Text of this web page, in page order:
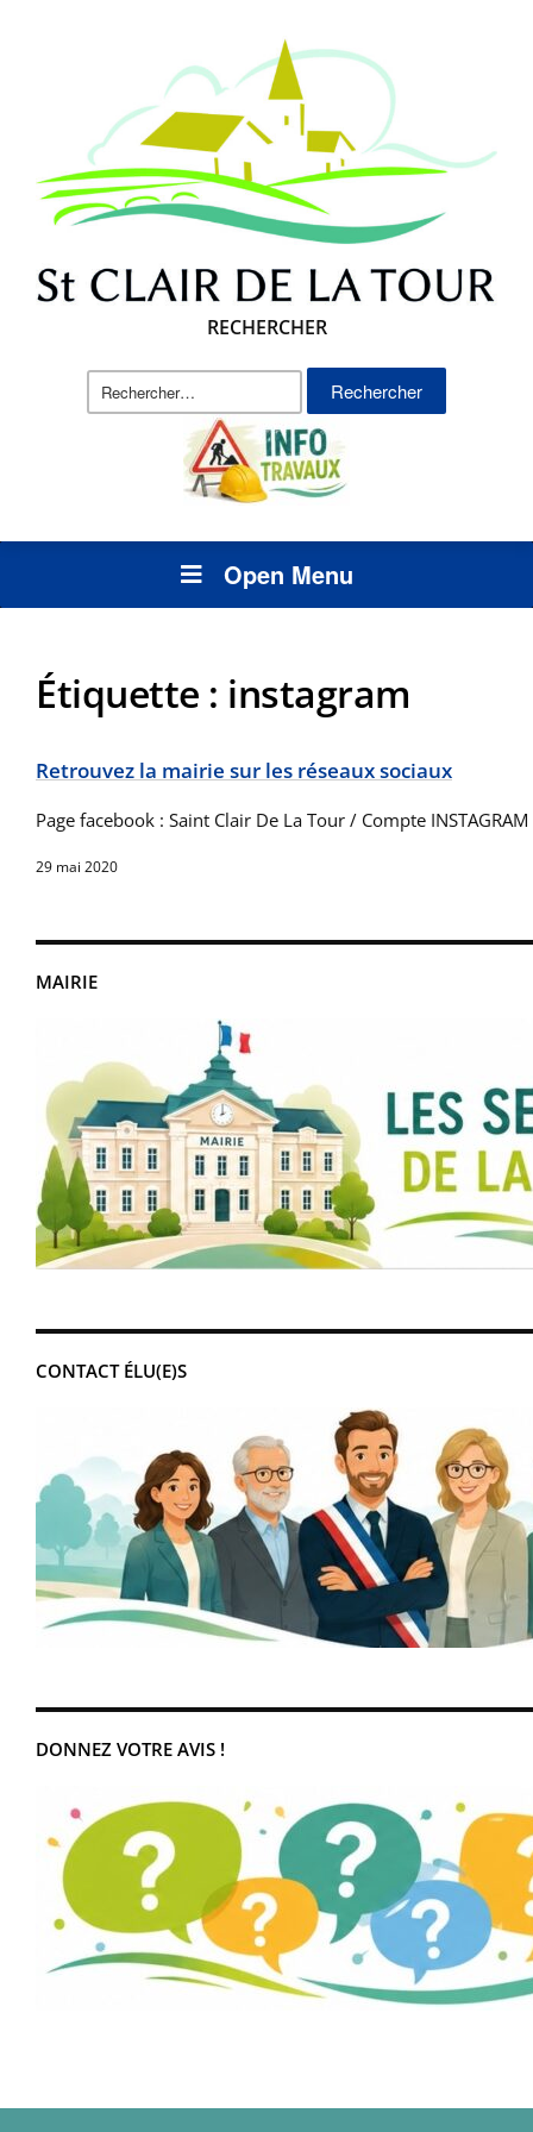
RECHERCHER
Rechercher :
Open Menu
MAIRIE
CONTACT ÉLU(E)S
DONNEZ VOTRE AVIS !
Étiquette : instagram
Retrouvez la mairie sur les réseaux sociaux
Page facebook : Saint Clair De La Tour / Compte
29 mai 2020